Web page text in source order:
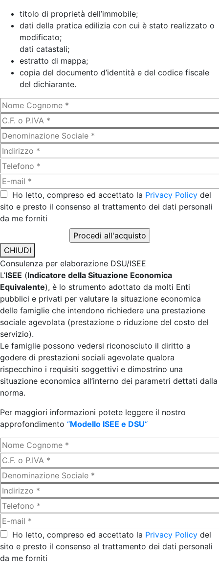
titolo di proprietà dell’immobile;
dati della pratica edilizia con cui è stato realizzato o
modificato;
dati catastali;
estratto di mappa;
copia del documento d’identità e del codice fiscale
del dichiarante.
Ho letto, compreso ed accettato la Privacy Policy del
sito e presto il consenso al trattamento dei dati personali
da me forniti
CHIUDI
Consulenza per elaborazione DSU/ISEE
L’ISEE (Indicatore della Situazione Economica
Equivalente), è lo strumento adottato da molti Enti
pubblici e privati per valutare la situazione economica
delle famiglie che intendono richiedere una prestazione
sociale agevolata (prestazione o riduzione del costo del
servizio).
Le famiglie possono vedersi riconosciuto il diritto a
godere di prestazioni sociali agevolate qualora
rispecchino i requisiti soggettivi e dimostrino una
situazione economica all’interno dei parametri dettati dalla
norma.
Per maggiori informazioni potete leggere il nostro
approfondimento “Modello ISEE e DSU“
Ho letto, compreso ed accettato la Privacy Policy del
sito e presto il consenso al trattamento dei dati personali
da me forniti